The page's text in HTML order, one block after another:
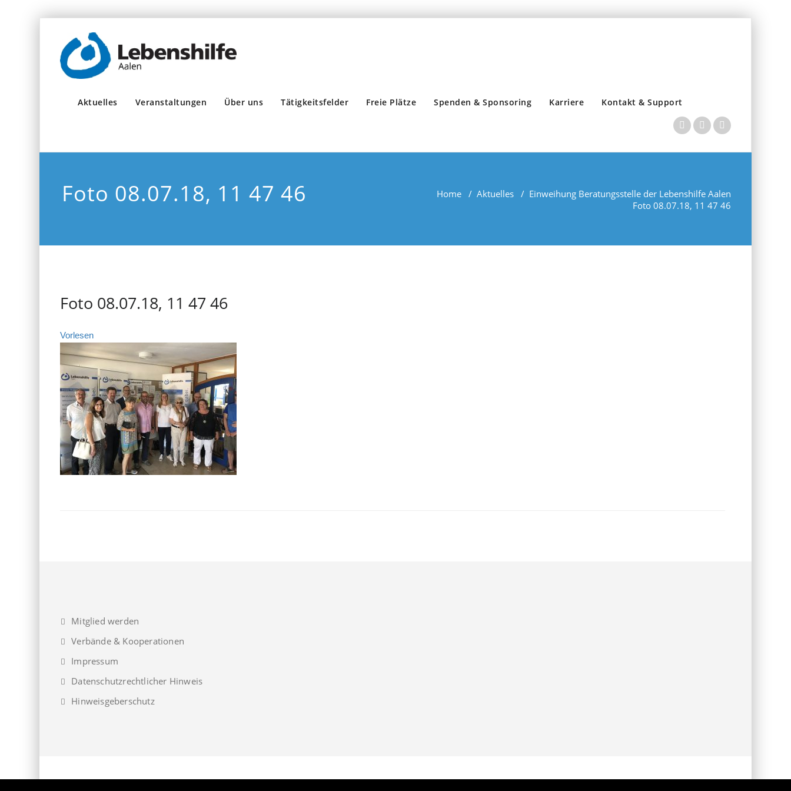
Aktuelles Veranstaltungen Über uns Tätigkeitsfelder Freie Plätze Spenden & Sponsoring Karriere Kontakt & Support
Foto 08.07.18, 11 47 46 Home / Aktuelles / Einweihung Beratungsstelle der Lebenshilfe Aalen
Foto 08.07.18, 11 47 46
Foto 08.07.18, 11 47 46
Vorlesen
Mitglied werden
Verbände & Kooperationen
Impressum
Datenschutzrechtlicher Hinweis
Hinweisgeberschutz